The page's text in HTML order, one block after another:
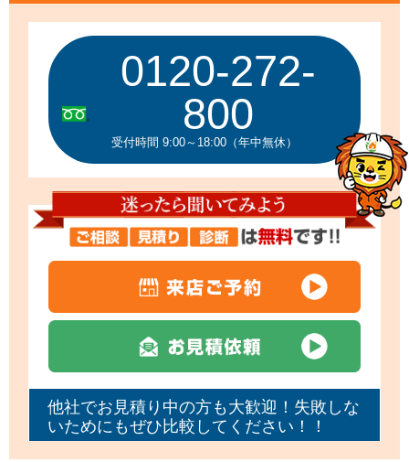
0120-272-
800
受付時間 9:00～18:00（年中無休）
他社でお見積り中の方も大歓迎！失敗しな
いためにもぜひ比較してください！！